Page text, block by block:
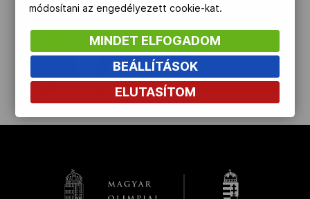
Társszervezetek
Adatbank
kinyit
módosítani az engedélyezett cookie-kat.
MINDET ELFOGADOM
BEÁLLÍTÁSOK
ELUTASÍTOM